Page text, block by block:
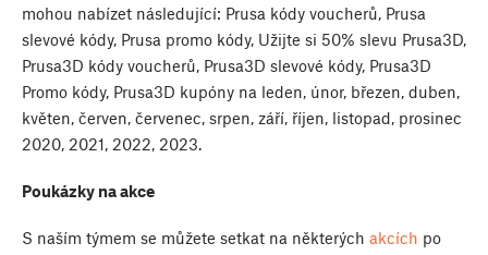
mohou nabízet následující: Prusa kódy voucherů, Prusa
slevové kódy, Prusa promo kódy, Užijte si 50% slevu Prusa3D,
Prusa3D kódy voucherů, Prusa3D slevové kódy, Prusa3D
Promo kódy, Prusa3D kupóny na leden, únor, březen, duben,
květen, červen, červenec, srpen, září, říjen, listopad, prosinec
2020, 2021, 2022, 2023.
Poukázky na akce
S naším týmem se můžete setkat na některých akcích po